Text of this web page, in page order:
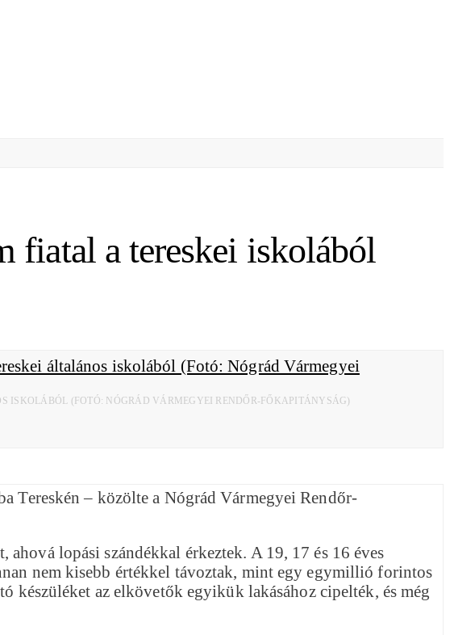
fiatal a tereskei iskolából
ISKOLÁBÓL (FOTÓ: NÓGRÁD VÁRMEGYEI RENDŐR-FŐKAPITÁNYSÁG)
Tereskén – közölte a Nógrád Vármegyei Rendőr-
lopási szándékkal érkeztek. A 19, 17 és 16 éves
nem kisebb értékkel távoztak, mint egy egymillió forintos
készüléket az elkövetők egyikük lakásához cipelték, és még